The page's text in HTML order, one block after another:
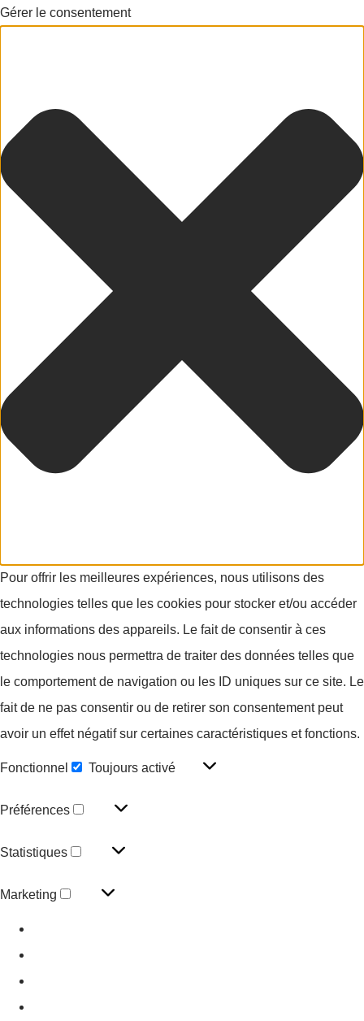
Gérer le consentement
Pour offrir les meilleures expériences, nous utilisons des
technologies telles que les cookies pour stocker et/ou accéder
aux informations des appareils. Le fait de consentir à ces
technologies nous permettra de traiter des données telles que
le comportement de navigation ou les ID uniques sur ce site. Le
fait de ne pas consentir ou de retirer son consentement peut
avoir un effet négatif sur certaines caractéristiques et fonctions.
Fonctionnel Toujours activé
Préférences
Statistiques
Marketing